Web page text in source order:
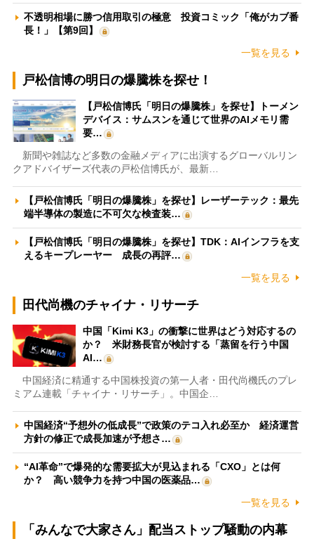
不透明相場に勝つ信用取引の極意 投資コミック「俺がカブ番
長！」【第9回】
一覧を見る
戸松信博の明日の爆騰株を探せ！
【戸松信博氏「明日の爆騰株」を探せ】トーメン
デバイス：サムスンを通じて世界のAIメモリ需
要…
新聞や雑誌など多数の金融メディアに出演するグローバルリン
クアドバイザーズ代表の戸松信博氏が、最新…
【戸松信博氏「明日の爆騰株」を探せ】レーザーテック：最先
端半導体の製造に不可欠な検査装…
【戸松信博氏「明日の爆騰株」を探せ】TDK：AIインフラを支
えるキープレーヤー 成長の再評…
一覧を見る
田代尚機のチャイナ・リサーチ
中国「Kimi K3」の衝撃に世界はどう対応するの
か？ 米財務長官が検討する「蒸留を行う中国
AI…
中国経済に精通する中国株投資の第一人者・田代尚機氏のプレ
ミアム連載「チャイナ・リサーチ」。中国企…
中国経済“予想外の低成長”で政策のテコ入れ必至か 経済運営
方針の修正で成長加速が予想さ…
“AI革命”で爆発的な需要拡大が見込まれる「CXO」とは何
か？ 高い競争力を持つ中国の医薬品…
一覧を見る
「みんなで大家さん」配当ストップ騒動の内幕